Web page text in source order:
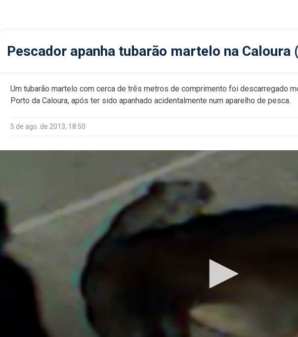
Pescador apanha tubarão martelo na Caloura
Um tubarão martelo com cerca de três metros de comprimento foi descarregado
Porto da Caloura, após ter sido apanhado acidentalmente num aparelho de pesca.
5 de ago. de 2013, 18:50